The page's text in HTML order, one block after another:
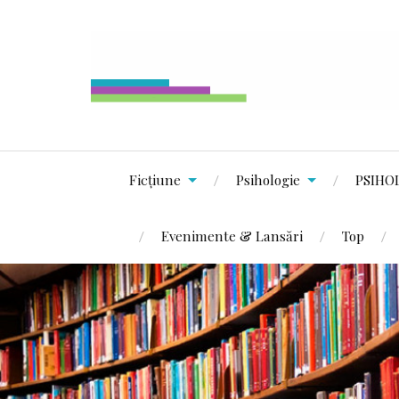
Ficțiune Psihologie
Evenimente & Lansări Top